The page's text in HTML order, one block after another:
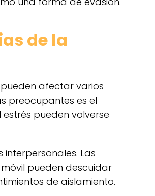
de la
afectar varios
preocupantes es el
pueden volverse
Las
pueden descuidar
de aislamiento.